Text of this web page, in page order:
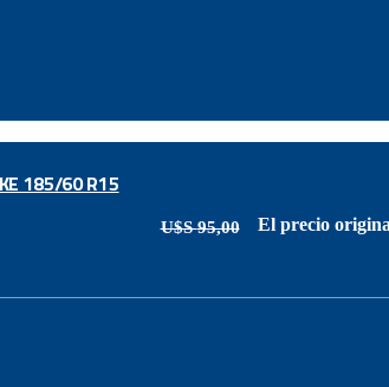
185/60 R15
U$S95,00 El precio